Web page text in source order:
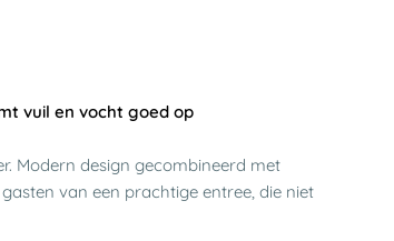
vuil en vocht goed op
Modern design gecombineerd met
van een prachtige entree, die niet